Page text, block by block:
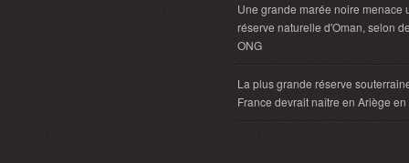
Une grande marée noire menace
réserve naturelle d'Oman, selon
ONG
La plus grande réserve
France devrait naître en Ariège